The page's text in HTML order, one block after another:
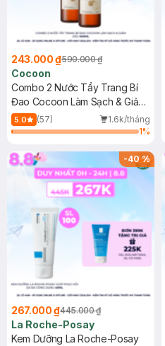
243.000 ₫590.000 ₫
Cocoon
Combo 2 Nước Tẩy Trang Bí
Đao Cocoon Làm Sạch & Giảm
Dầu 500ml
5.0 (57)
1.6k/tháng
1%
-40%
267.000 ₫445.000 ₫
La Roche-Posay
Kem Dưỡng La Roche-Posay